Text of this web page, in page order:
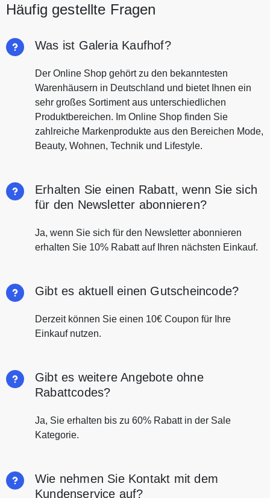
Häufig gestellte Fragen
Was ist Galeria Kaufhof?
Der Online Shop gehört zu den bekanntesten
Warenhäusern in Deutschland und bietet Ihnen ein
sehr großes Sortiment aus unterschiedlichen
Produktbereichen. Im Online Shop finden Sie
zahlreiche Markenprodukte aus den Bereichen Mode,
Beauty, Wohnen, Technik und Lifestyle.
Erhalten Sie einen Rabatt, wenn Sie sich
für den Newsletter abonnieren?
Ja, wenn Sie sich für den Newsletter abonnieren
erhalten Sie 10% Rabatt auf Ihren nächsten Einkauf.
Gibt es aktuell einen Gutscheincode?
Derzeit können Sie einen 10€ Coupon für Ihre
Einkauf nutzen.
Gibt es weitere Angebote ohne
Rabattcodes?
Ja, Sie erhalten bis zu 60% Rabatt in der Sale
Kategorie.
Wie nehmen Sie Kontakt mit dem
Kundenservice auf?